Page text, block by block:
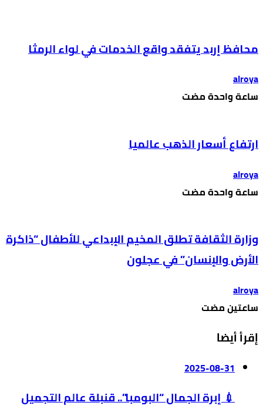
محافظ إربد يتفقد واقع الخدمات في لواء الرمثا
alroya
‫‫‫‏‫ساعة واحدة مضت‬
ارتفاع أسعار الذهب عالميا
alroya
‫‫‫‏‫ساعة واحدة مضت‬
وزارة الثقافة تطلق المخيم الإبداعي للأطفال “ذاكرة
الأرض والإنسان” في عجلون
alroya
‫‫‫‏‫ساعتين مضت‬
إقرأ أيضا
2025-08-31
💉 إبرة الجمال “البومبا”.. قنبلة عالم التجميل